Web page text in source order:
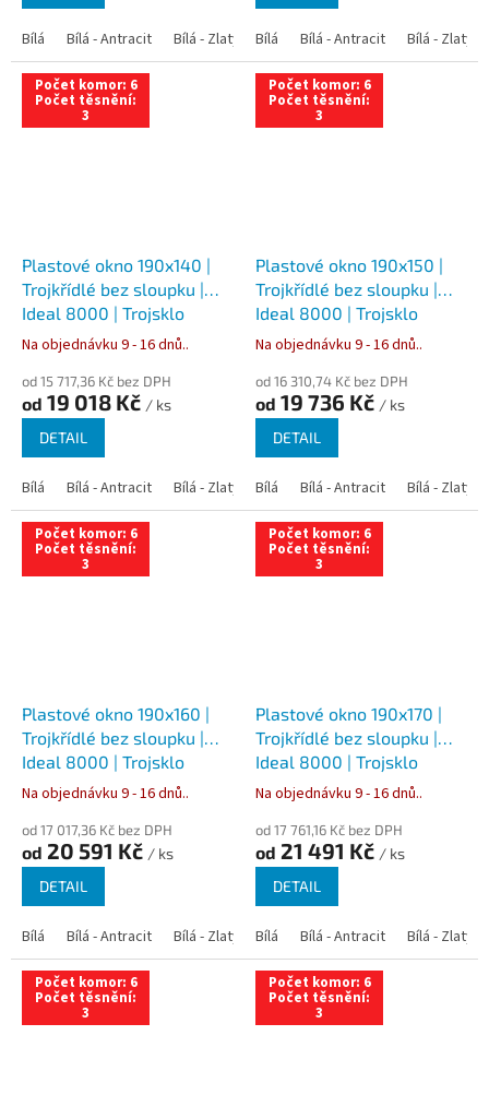
Bílá Bílá - Antracit Bílá - Zlatý dub Bílá - Tmavý dub Bílá -
Bílá Bílá - Antracit Bílá - Zlatý
Počet komor: 6
Počet těsnění:
3
Plastové okno 190x140 |
Trojkřídlé bez sloupku |
Ideal 8000 | Trojsklo
Na objednávku 9 - 16 dnů..
od 15 717,36 Kč bez DPH
od 19 018 Kč / ks
DETAIL
Bílá Bílá - Antracit Bílá - Zlatý dub Bílá - Tmavý dub Bílá -
Počet komor: 6
Počet těsnění:
3
Plastové okno 190x150 |
Trojkřídlé bez sloupku |
Ideal 8000 | Trojsklo
Na objednávku 9 - 16 dnů..
od 16 310,74 Kč bez DPH
od 19 736 Kč / ks
DETAIL
Bílá Bílá - Antracit Bílá - Zlatý
Počet komor: 6
Počet těsnění:
3
Plastové okno 190x160 |
Trojkřídlé bez sloupku |
Ideal 8000 | Trojsklo
Na objednávku 9 - 16 dnů..
od 17 017,36 Kč bez DPH
od 20 591 Kč / ks
DETAIL
Bílá Bílá - Antracit Bílá - Zlatý dub Bílá - Tmavý dub Bílá -
Počet komor: 6
Počet těsnění:
3
Plastové okno 190x170 |
Trojkřídlé bez sloupku |
Ideal 8000 | Trojsklo
Na objednávku 9 - 16 dnů..
od 17 761,16 Kč bez DPH
od 21 491 Kč / ks
DETAIL
Bílá Bílá - Antracit Bílá - Zlatý
Počet komor: 6
Počet těsnění:
3
Počet komor: 6
Počet těsnění:
3